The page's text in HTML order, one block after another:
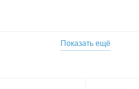
Показать ещё